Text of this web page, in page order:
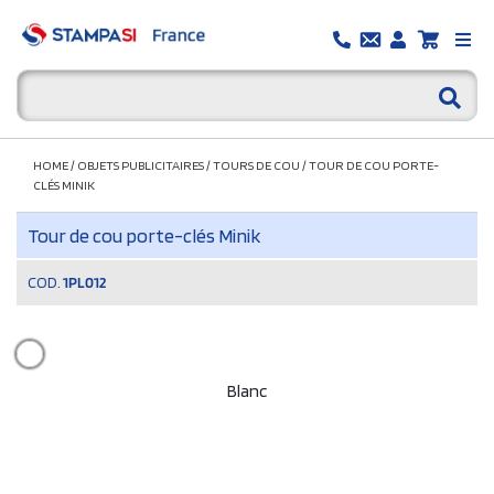
HOME/ OBJETS PUBLICITAIRES/TOURS DE COU /TOUR DE COU PORTE-
CLÉS MINIK
Tour de cou porte-clés Minik
COD. 1PL012
Blanc